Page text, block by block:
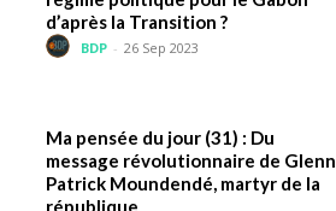
d’après la Transition ?
BDP - 26 Sep 2023
Ma pensée du jour (31) : Du
message révolutionnaire de Glenn
Patrick Moundendé, martyr de la
république